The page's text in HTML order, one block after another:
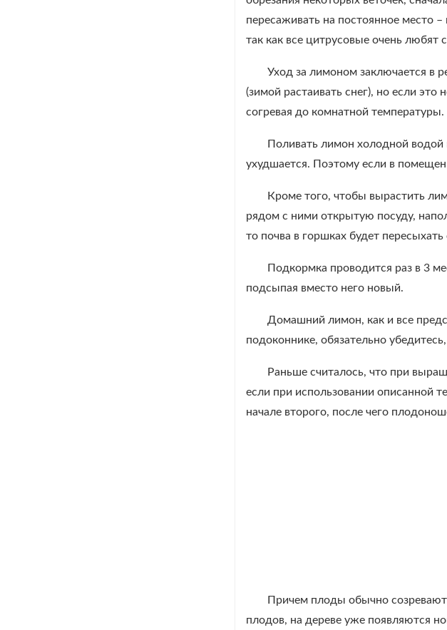
пересаживать на постоянное место
так как все цитрусовые очень любят
Уход за лимоном заключается в
(зимой растаивать снег), но если
согревая до комнатной температуры.
Поливать лимон холодной водой
ухудшается. Поэтому если в
Кроме того, чтобы вырастить
рядом с ними открытую посуду,
то почва в горшках будет
Подкормка проводится раз в 3
подсыпая вместо него новый.
Домашний лимон, как и все
подоконнике, обязательно
Раньше считалось, что при
если при использовании описанной
начале второго, после чего
Причем плоды обычно созревают
плодов, на дереве уже появляются